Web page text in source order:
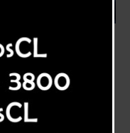
de la Policía de
de la muerte de un
03 de julio en el